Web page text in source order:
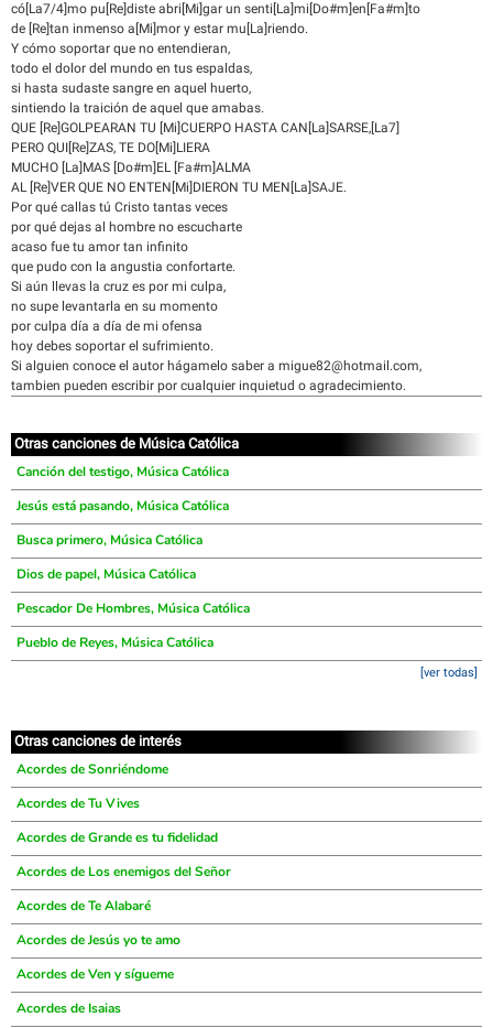
có[La7/4]mo pu[Re]diste abri[Mi]gar un senti[La]mi[Do#m]en[Fa#m]to
de [Re]tan inmenso a[Mi]mor y estar mu[La]riendo.
Y cómo soportar que no entendieran,
todo el dolor del mundo en tus espaldas,
si hasta sudaste sangre en aquel huerto,
sintiendo la traición de aquel que amabas.
QUE [Re]GOLPEARAN TU [Mi]CUERPO HASTA CAN[La]SARSE,[La7]
PERO QUI[Re]ZAS, TE DO[Mi]LIERA
MUCHO [La]MAS [Do#m]EL [Fa#m]ALMA
AL [Re]VER QUE NO ENTEN[Mi]DIERON TU MEN[La]SAJE.
Por qué callas tú Cristo tantas veces
por qué dejas al hombre no escucharte
acaso fue tu amor tan infinito
que pudo con la angustia confortarte.
Si aún llevas la cruz es por mi culpa,
no supe levantarla en su momento
por culpa día a día de mi ofensa
hoy debes soportar el sufrimiento.
Si alguien conoce el autor hágamelo saber a migue82@hotmail.com,
tambien pueden escribir por cualquier inquietud o agradecimiento.
Otras canciones de Música Católica
Canción del testigo, Música Católica
Jesús está pasando, Música Católica
Busca primero, Música Católica
Dios de papel, Música Católica
Pescador De Hombres, Música Católica
Pueblo de Reyes, Música Católica
[ver todas]
Otras canciones de interés
Acordes de Sonriéndome
Acordes de Tu Vives
Acordes de Grande es tu fidelidad
Acordes de Los enemigos del Señor
Acordes de Te Alabaré
Acordes de Jesús yo te amo
Acordes de Ven y sígueme
Acordes de Isaias